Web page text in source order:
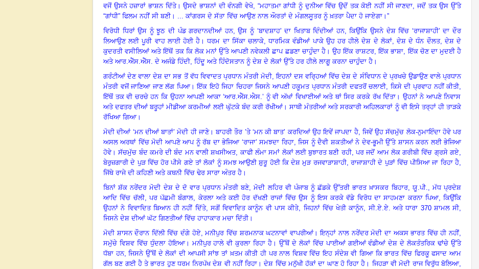
ਵਜੋਂ ਉਸਨੇ ਹਜ਼ਾਰਾਂ ਭਾਸ਼ਨ ਦਿੱਤੇ।ਉਸਦੇ ਭਾਸ਼ਨਾਂ ਦੀ ਵੰਨਗੀ ਵੇਖੋ, “ਮਹਾਤਮਾ ਗਾਂਧੀ ਨੂੰ ਦੁਨੀਆ ਵਿੱਚ ਉਦੋਂ ਤਕ ਕੋਈ ਨਹੀਂ ਸੀ ਜਾਣਦਾ ,ਜਦੋਂ ਤਕ ਉਸ ਉੱਤੇ
“ਗਾਂਧੀ” ਫਿਲਮ ਨਹੀਂ ਸੀ ਬਣੀ। ਕਾਂਗਰਸ ਦੇ ਸੱਤਾ ਵਿੱਚ ਆਉਣ ਨਾਲ ਔਰਤਾਂ ਦੇ ਮੰਗਲਸੂਤਰ ਨੂੰ ਖ਼ਤਰਾ ਪੈਦਾ ਹੋ ਜਾਏਗਾ ।”
ਵਿਰੋਧੀ ਧਿਰਾਂ ਉਸ ਨੂੰ ਝੂਠ ਦੀ ਪੰਡ ਗਰਦਾਨਦੀਆਂ ਹਨ, ਉਸ ਨੂੰ ‘ਬਾਦਸ਼ਾਹ’ ਦਾ ਖਿਤਾਬ ਦਿੰਦੀਆਂ ਹਨ,ਕਿਉਂਕਿ ਉਸਨੇ ਦੇਸ਼ ਵਿੱਚ ‘ਰਾਜਾਸ਼ਾਹੀ’ ਦਾ ਦੌਰ
ਲਿਆਉਣ ਲਈ ਪੂਰੀ ਵਾਹ ਲਾਈ ਹੋਈ ਹੈ ।ਧਰਮ ਦਾ ਸਿੱਕਾ ਚਲਾਕੇ ,ਧਾਰਮਿਕ ਵੰਡੀਆਂ ਪਾਕੇ ਉਹ ਹਰ ਹੀਲੇ ਦੇਸ਼ ਦੇ ਲੋਕਾਂ,ਦੇਸ਼ ਦੇ ਧੰਨ ਦੌਲਤ, ਦੇਸ਼ ਦੇ
ਕੁਦਰਤੀ ਵਸੀਲਿਆਂ ਅਤੇ ਇੱਥੋਂ ਤਕ ਕਿ ਲੋਕ ਮਨਾਂ ਉੱਤੇ ਆਪਣੀ ਨਵੇਕਲੀ ਛਾਪ ਛਡਣਾ ਚਾਹੁੰਦਾ ਹੈ। ਉਹ ਇੱਕ ਰਾਸ਼ਟਰ,ਇੱਕ ਭਾਸ਼ਾ ,ਇੱਕ ਚੋਣ ਦਾ ਮੁਦਈ ਹੈ
ਅਤੇ ਆਰ.ਐੱਸ.ਐੱਸ. ਦੇ ਅਜੰਡੇ ਹਿੰਦੀ, ਹਿੰਦੂ ਅਤੇ ਹਿੰਦੋਸਤਾਨ ਨੂੰ ਦੇਸ਼ ਦੇ ਲੋਕਾਂ ਉੱਤੇ ਹਰ ਹੀਲੇ ਲਾਗੂ ਕਰਨਾ ਚਾਹੁੰਦਾ ਹੈ ।
ਗਰੰਟੀਆਂ ਦੇਣ ਵਾਲਾ ਦੇਸ਼ ਦਾ ਸਭ ਤੋਂ ਵੱਧ ਵਿਵਾਦਤ ਪ੍ਰਧਾਨ ਮੰਤਰੀ ਮੋਦੀ, ਇਹਨਾਂ ਦਸ ਵਰ੍ਹਿਆਂ ਵਿੱਚ ਦੇਸ਼ ਦੇ ਸੰਵਿਧਾਨ ਦੇ ਪ੍ਰਖਚੇ ਉਡਾਉਣ ਵਾਲੇ ਪ੍ਰਧਾਨ
ਮੰਤਰੀ ਵਜੋਂ ਜਾਣਿਆ ਜਾਣ ਲੱਗ ਪਿਆ।ਇੱਕ ਇਹੋ ਜਿਹਾ ਚਿਹਰਾ ਜਿਸਨੇ ਆਪਣੀ ਹਕੂਮਤ ਪ੍ਰਧਾਨ ਮੰਤਰੀ ਦਫਤਰੋਂ ਚਲਾਈ, ਕਿਸੇ ਦੀ ਪ੍ਰਵਾਹ ਨਹੀਂ ਕੀਤੀ,
ਇੱਥੋਂ ਤਕ ਵੀ ਚਰਚੇ ਹਨ ਕਿ ਉਹਨਾ ਆਪਣੀ ਆਕਾ ‘ਆਰ.ਐੱਸ.ਐਸ.’ ਨੂੰ ਵੀ ਅੱਖਾਂ ਵਿਖਾਈਆਂ ਅਤੇ ਥਾਂ ਸਿਰ ਕਰਕੇ ਰੱਖ ਦਿੱਤਾ । ਉਹਨਾਂ ਨੇ ਆਪਣੇ ਨਿਵਾਸ
ਅਤੇ ਦਫਤਰ ਦੀਆਂ ਬਰੂਹਾਂ ਮੀਡੀਆ ਕਰਮੀਆਂ ਲਈ ਘੁੱਟਕੇ ਬੰਦ ਕਰੀ ਰੱਖੀਆਂ।ਸਾਥੀ ਮੰਤਰੀਆਂ ਅਤੇ ਸਰਕਾਰੀ ਅਹਿਲਕਾਰਾਂ ਨੂੰ ਵੀ ਇਸੇ ਤਰ੍ਹਾਂ ਹੀ ਤਾੜਕੇ
ਰੱਖਿਆ ਗਿਆ।
ਮੋਦੀ ਦੀਆਂ ‘ਮਨ ਦੀਆਂ ਬਾਤਾਂ’ ਮੋਦੀ ਹੀ ਜਾਣੇ। ਬਾਹਰੀ ਤੌਰ ’ਤੇ ‘ਮਨ ਕੀ ਬਾਤ’ ਕਰਦਿਆਂ ਉਹ ਇਵੇਂ ਜਾਪਦਾ ਹੈ, ਜਿਵੇਂ ਉਹ ਸੱਚਮੁੱਚ ਲੋਕ-ਨੁਮਾਇੰਦਾ ਹੋਵੇ ਪਰ
ਅਸਲ ਅਰਥਾਂ ਵਿੱਚ ਮੋਦੀ ਆਪਣੇ ਆਪ ਨੂੰ ਰੱਬ ਦਾ ਭੇਜਿਆ ‘ਰਾਜਾ’ ਸਮਝਦਾ ਰਿਹਾ,ਜਿਸ ਨੂੰ ਦੈਵੀ ਸ਼ਕਤੀਆਂ ਨੇ ਦੇਵ-ਭੂਮੀ ਉੱਤੇ ਸ਼ਾਸਨ ਕਰਨ ਲਈ ਭੇਜਿਆ
ਹੋਵੇ। ਸੱਚਮੁੱਚ ਬੰਦ ਕਮਰੇ ਦੀ ਬੰਦ ਮਨ ਵਾਲੀ ਸ਼ਖਸੀਅਤ, ਕਾਫੀ ਲੰਮਾ ਸਮਾਂ ਲੋਕਾਂ ਲਈ ਬੁਝਾਰਤ ਬਣੀ ਰਹੀ, ਪਰ ਜਦੋਂ ਆਮ ਲੋਕ ਗਰੀਬੀ ਵਿੱਚ ਗ੍ਰਸੇ ਗਏ
ਬੇਰੁਜ਼ਗਾਰੀ ਦੇ ਪੁੜ ਵਿੱਚ ਹੋਰ ਪੀਸੇ ਗਏ ਤਾਂ ਲੋਕਾਂ ਨੂੰ ਸਮਝ ਆਉਣੀ ਸ਼ੁਰੂ ਹੋਈ ਕਿ ਦੇਸ਼ ਮੁੜ ਰਜਵਾੜਾਸ਼ਾਹੀ,ਰਾਜਾਸ਼ਾਹੀ ਦੇ ਪੁੜਾਂ ਵਿੱਚ ਪੀਸਿਆ ਜਾ ਰਿਹਾ ਹੈ
ਜਿੱਥੇ ਰਾਜੇ ਦੀ ਕਹਿਣੀ ਅਤੇ ਕਥਨੀ ਵਿੱਚ ਢੇਰ ਸਾਰਾ ਅੰਤਰ ਹੈ ।
ਬਿਨਾਂ ਸ਼ੱਕ ਨਰੇਂਦਰ ਮੋਦੀ ਦੇਸ਼ ਦੇ ਦੋ ਵਾਰ ਪ੍ਰਧਾਨ ਮੰਤਰੀ ਬਣੇ,ਮੋਦੀ ਲਹਿਰ ਵੀ ਪੰਜਾਬ ਨੂੰ ਛੱਡਕੇ ਉੱਤਰੀ ਭਾਰਤ ਖ਼ਾਸਕਰ ਬਿਹਾਰ, ਯੂ.ਪੀ.
ਮੱਧ ਪ੍ਰਦੇਸ਼
ਆਦਿ ਵਿੱਚ ਚੱਲੀ, ਪਰ ਪੱਛਮੀ ਬੰਗਾਲ ਕੇਰਲਾ ਅਤੇ ਕਈ ਹੋਰ ਦੱਖਣੀ ਰਾਜਾਂ ਵਿੱਚ ਉਸ ਨੂੰ ਇਸ ਕਰਕੇ ਵੱਡੇ ਵਿਰੋਧ ਦਾ ਸਾਹਮਣਾ ਕਰਨਾ ਪਿਆ,ਕਿਉਂਕਿ
ਉਹਨਾਂ ਨੇ ਵਿਵਾਦਿਤ ਬਿਆਨ ਹੀ ਨਹੀਂ ਦਿੱਤੇ, ਸਗੋਂ ਵਿਵਾਦਿਤ ਕਾਨੂੰਨ ਵੀ ਪਾਸ ਕੀਤੇ, ਜਿਹਨਾਂ ਵਿੱਚ ਖੇਤੀ ਕਾਨੂੰਨ, ਸੀ.ਏ.ਏ. ਅਤੇ ਧਾਰਾ 370ਸ਼ਾਮਲ ਸੀ,
ਜਿਸਨੇ ਦੇਸ਼ ਦੀਆਂ ਘੱਟ ਗਿਣਤੀਆਂ ਵਿੱਚ ਹਾਹਾਕਾਰ ਮਚਾ ਦਿੱਤੀ।
ਮੋਦੀ ਸ਼ਾਸਨ ਦੌਰਾਨ ਦਿੱਲੀ ਵਿੱਚ ਦੰਗੇ ਹੋਏ,ਮਨੀਪੁਰ ਵਿੱਚ ਸ਼ਰਮਨਾਕ ਘਟਨਾਵਾਂ ਵਾਪਰੀਆਂ। ਇਨ੍ਹਾਂ ਨਾਲ ਨਰੇਂਦਰ ਮੋਦੀ ਦਾ ਅਕਸ ਭਾਰਤ ਵਿੱਚ ਹੀ ਨਹੀਂ,
ਸਮੁੱਚੇ ਵਿਸ਼ਵ ਵਿੱਚ ਧੁੰਦਲਾ ਹੋਇਆ। ਮਨੀਪੁਰ ਹਾਲੇ ਵੀ ਕੁਰਲਾ ਰਿਹਾ ਹੈ । ਉੱਥੋਂ ਦੇ ਲੋਕਾਂ ਵਿੱਚ ਪਾਈਆਂ ਗਈਆਂ ਵੰਡੀਆਂ ਦੇਸ਼ ਦੇ ਲੋਕਤੰਤਰਿਕ ਢਾਂਚੇ ਉੱਤੇ
ਧੱਬਾ ਹਨ,ਜਿਸਨੇ ਉੱਥੋਂ ਦੇ ਲੋਕਾਂ ਦੀ ਆਪਸੀ ਸਾਂਝ ਤਾਂ ਖ਼ਤਮ ਕੀਤੀ ਹੀ ਪਰ ਨਾਲ ਵਿਸ਼ਵ ਵਿੱਚ ਇਹ ਸੰਦੇਸ਼ ਵੀ ਗਿਆ ਕਿ ਭਾਰਤ ਵਿੱਚ ਫਿਰਕੂ ਫਸਾਦ ਆਮ
ਗੱਲ ਬਣ ਗਈ ਹੈ ਤੇ ਭਾਰਤ ਹੁਣ ਧਰਮ ਨਿਰਪੱਖ ਦੇਸ਼ ਵੀ ਨਹੀਂ ਰਿਹਾ ।ਦੇਸ਼ ਵਿੱਚ ਮਨੁੱਖੀ ਹੱਕਾਂ ਦਾ ਘਾਣ ਹੋ ਰਿਹਾ ਹੈ । ਜਿਹੜਾ ਵੀ ਮੋਦੀ ਰਾਜ ਵਿਰੁੱਧ ਬੋਲਿਆ,